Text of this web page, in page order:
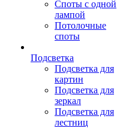
Споты с одной
лампой
Потолочные
споты
Подсветка
Подсветка для
картин
Подсветка для
зеркал
Подсветка для
лестниц